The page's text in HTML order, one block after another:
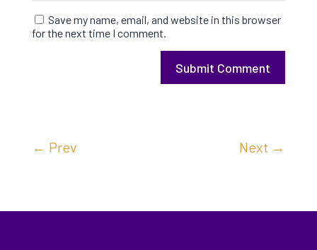
Save my name, email, and website in this browser
for the next time I comment.
Submit Comment
← Prev Next →